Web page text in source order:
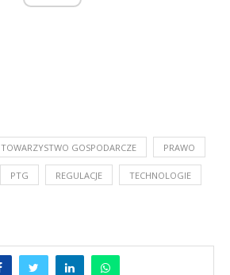
GOSPODARCZE PRAWO
PTG REGULACJE TECHNOLOGIE